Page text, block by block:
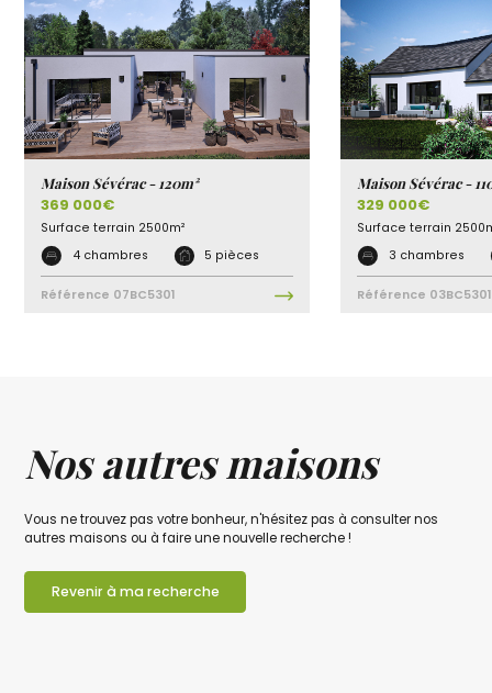
Maison Sévérac - 120m²
369 000€
Surface terrain 2500m²
4 chambres
5 pièces
Référence 07BC5301
Maison Sévérac -
329 000€
Surface terrain
3 chambres
Référence 03BC5301
Nos autres maisons
Vous ne trouvez pas votre bonheur, n'hésitez pas à consulter nos
autres maisons ou à faire une nouvelle recherche !
Revenir à ma recherche